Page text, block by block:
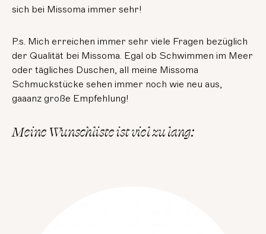
sich bei Missoma immer sehr!
P.s. Mich erreichen immer sehr viele Fragen bezüglich
der Qualität bei Missoma. Egal ob Schwimmen im Meer
oder tägliches Duschen, all meine Missoma
Schmuckstücke sehen immer noch wie neu aus,
gaaanz große Empfehlung!
Meine Wunschliste ist viel zu lang: